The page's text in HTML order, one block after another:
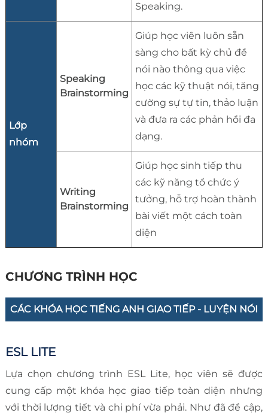
Speaking.
Lớp
nhóm
Speaking
Brainstorming
Giúp học viên luôn sẵn
sàng cho bất kỳ chủ đề
nói nào thông qua việc
học các kỹ thuật nói, tăng
cường sự tự tin, thảo luận
và đưa ra các phản hồi đa
dạng.
Writing
Brainstorming
Giúp học sinh tiếp thu
các kỹ năng tổ chức ý
tưởng, hỗ trợ hoàn thành
bài viết một cách toàn
diện
CHƯƠNG TRÌNH HỌC
CÁC KHÓA HỌC TIẾNG ANH GIAO TIẾP - LUYỆN NÓI
ESL LITE
Lựa chọn chương trình ESL Lite, học viên sẽ được
cung cấp một khóa học giao tiếp toàn diện nhưng
với thời lượng tiết và chi phí vừa phải. Như đã đề cập,